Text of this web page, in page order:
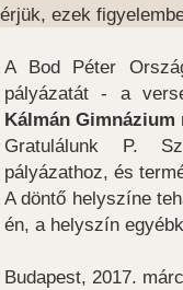
ezek
A Bod Péter
pályázatát - a
Kálmán Gimnázium
Gratulálunk P.
pályázathoz, és
A döntő helyszíne
én, a helyszín
Budapest, 2017.